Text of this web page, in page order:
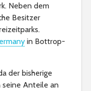
Neben dem
Besitzer
in Bottrop-
der bisherige
seine Anteile an